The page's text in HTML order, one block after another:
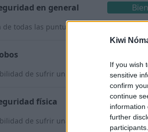
Kiwi
If you wish
sensitive
confirm
continue
information
further
en general Bien
de todas las puntuaciones de seguridad
de sufrir un robo.
física
de sufrir una agresión (robo a